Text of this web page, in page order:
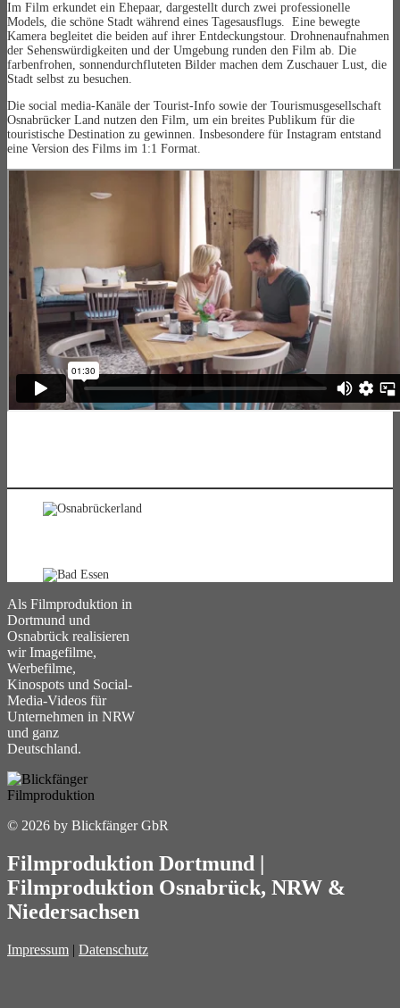
Im Film erkundet ein Ehepaar, dargestellt durch zwei professionelle
Models, die schöne Stadt während eines Tagesausflugs. Eine bewegte
Kamera begleitet die beiden auf ihrer Entdeckungstour. Drohnenaufnahmen
der Sehenswürdigkeiten und der Umgebung runden den Film ab. Die
farbenfrohen, sonnendurchfluteten Bilder machen dem Zuschauer Lust, die
Stadt selbst zu besuchen.
Die social media-Kanäle der Tourist-Info sowie der Tourismusgesellschaft
Osnabrücker Land nutzen den Film, um ein breites Publikum für die
touristische Destination zu gewinnen. Insbesondere für Instagram entstand
eine Version des Films im 1:1 Format.
Als Filmproduktion in
Dortmund und
Osnabrück realisieren
wir Imagefilme,
Werbefilme,
Kinospots und Social-
Media-Videos für
Unternehmen in NRW
und ganz
Deutschland.
© 2026 by Blickfänger GbR
Filmproduktion Dortmund
Filmproduktion Osnabrück, NRW &
Niedersachsen
Impressum | Datenschutz